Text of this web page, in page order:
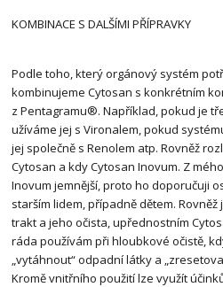
KOMBINACE S DALŠÍMI PŘÍPRAVKY
Podle toho, který orgánový systém
kombinujeme Cytosan s konkrétním
z Pentagramu®. Například, pokud je
užíváme jej s Vironalem, pokud
jej společně s Renolem atp. Rovněž
Cytosan a kdy Cytosan Inovum. Z
Inovum jemnější, proto ho doporučuji
starším lidem, případně dětem.
trakt a jeho očista, upřednostním
ráda používám při hloubkové očistě,
„vytáhnout“ odpadní látky a
Kromě vnitřního použití lze využít